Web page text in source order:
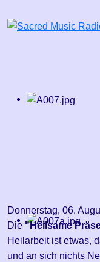
Donnerstag, 06.
Die "Heilsame
Heilarbeit ist etwas,
und an sich nichts